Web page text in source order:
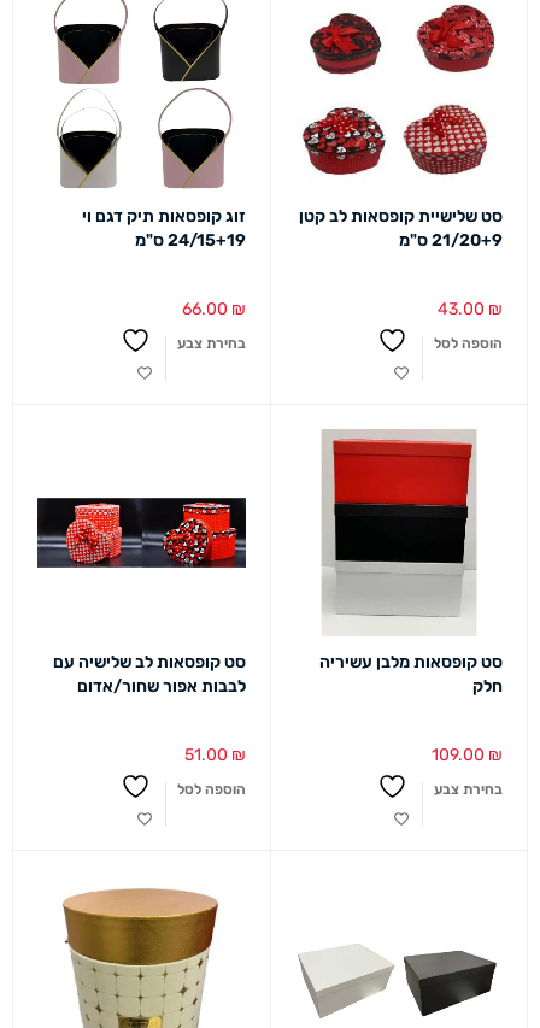
סט שלישיית קופסאות לב קטן
21/20+9 ס"מ
43.00 ₪
הוספה לסל
זוג קופסאות תיק דגם וי
24/15+19 ס"מ
66.00 ₪
בחירת צבע
סט קופסאות מלבן עשיריה
חלק
109.00 ₪
בחירת צבע
סט קופסאות לב שלישיה עם
לבבות אפור שחור/אדום
51.00 ₪
הוספה לסל